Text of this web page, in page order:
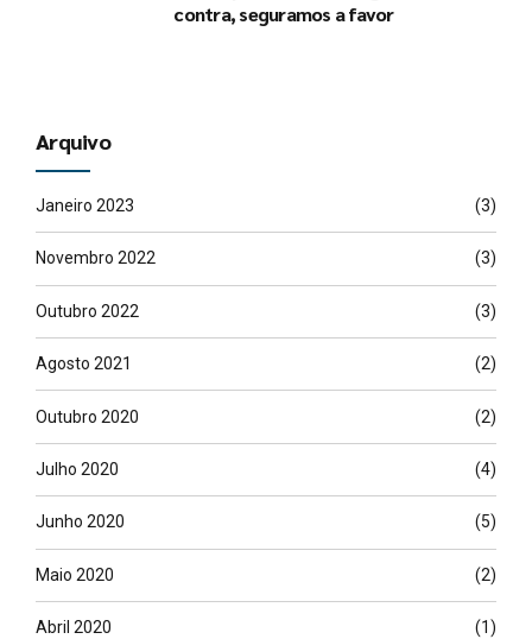
contra, seguramos a favor
Arquivo
Janeiro 2023 (3)
Novembro 2022 (3)
Outubro 2022 (3)
Agosto 2021 (2)
Outubro 2020 (2)
Julho 2020 (4)
Junho 2020 (5)
Maio 2020 (2)
Abril 2020 (1)